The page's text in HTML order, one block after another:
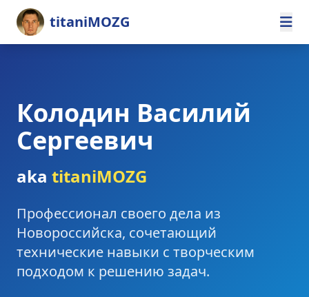
titaniMOZG
Колодин Василий
Сергеевич
aka titaniMOZG
Профессионал своего дела из
Новороссийска, сочетающий
технические навыки с творческим
подходом к решению задач.